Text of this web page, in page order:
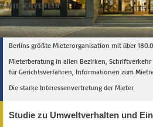
Berlins größte Mieterorganisation mit über
Mieterberatung in allen Bezirken,
für Gerichtsverfahren, Informationen zum
Die starke Interessenvertretung der Mieter
Studie zu Umweltverhalten und